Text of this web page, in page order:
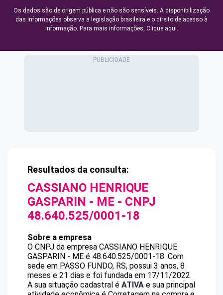
Os dados são de origem pública e não são sensíveis. A disponibilização
das informações observa a legislação brasileira e o direito de acesso à
informação. Para mais informações, Clique aqui.
Resultados da consulta:
CASSIANO HENRIQUE
GASPARIN - ME - CNPJ
48.640.525/0001-18
Sobre a empresa
O CNPJ da empresa CASSIANO HENRIQUE
GASPARIN - ME é 48.640.525/0001-18. Com
sede em PASSO FUNDO, RS, possui 3 anos, 8
meses e 21 dias e foi fundada em 17/11/2022.
A sua situação cadastral é ATIVA e sua principal